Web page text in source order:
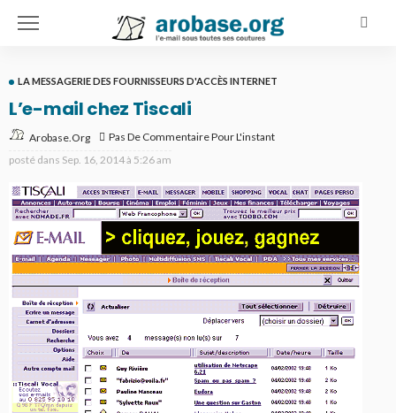
LA MESSAGERIE DES FOURNISSEURS D'ACCÈS INTERNET
L’e-mail chez Tiscali
Arobase.org
Pas De Commentaire Pour L'instant
posté dans Sep. 16, 2014 à 5:26 am